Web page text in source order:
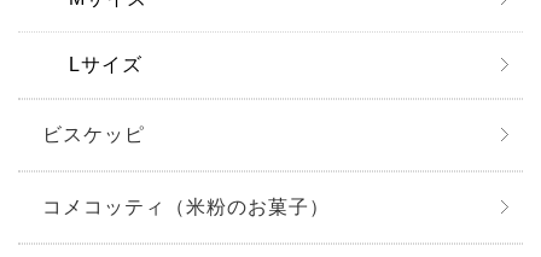
Lサイズ
ビスケッピ
コメコッティ（米粉のお菓子）